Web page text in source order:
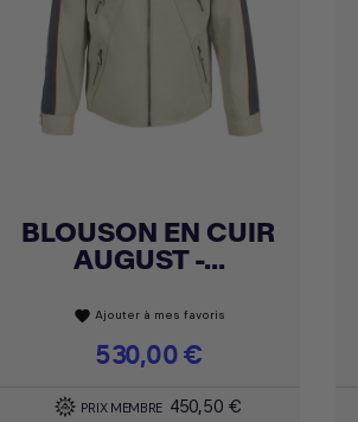
 Achat express
BLOUSON EN CUIR
AUGUST -...
favorite Ajouter à mes favoris
Prix
530,00 €
PRIX MEMBRE 450,50 €